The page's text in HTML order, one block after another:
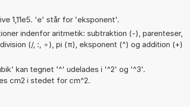
1,11e5. 'e' står for 'eksponent'.
indenfor aritmetik: subtraktion (-), parenteser,
(/, :, ÷), pi (π), eksponent (^) og addition (+)
kan tegnet '^' udelades i '^2' og '^3'.
cm2 i stedet for cm^2.